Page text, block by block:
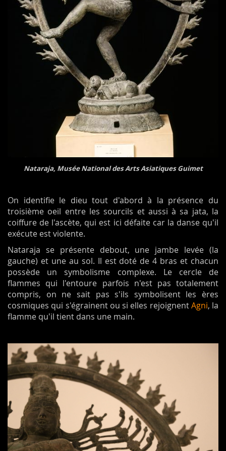
Nataraja, Musée National des Arts Asiatiques Guimet
On identifie le dieu tout d'abord à la présence du
troisième oeil entre les sourcils et aussi à sa jata, la
coiffure de l'ascète, qui est ici défaite car la danse qu'il
exécute est violente.
Nataraja se présente debout, une jambe levée (la
gauche) et une au sol. Il est doté de 4 bras et chacun
possède un symbolisme complexe. Le cercle de
flammes qui l'entoure parfois n'est pas totalement
compris, on ne sait pas s'ils symbolisent les ères
cosmiques qui s'égrainent ou si elles rejoignentAgni, la
flamme qu'il tient dans une main.